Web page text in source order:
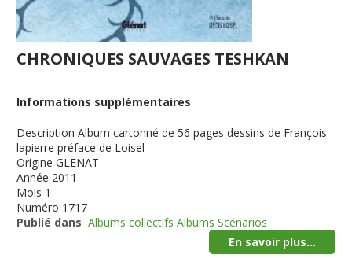
CHRONIQUES SAUVAGES TESHKAN
Informations supplémentaires
Description Album cartonné de 56 pages dessins de François
lapierre préface de Loisel
Origine GLENAT
Année 2011
Mois 1
Numéro 1717
Publié dans Albums collectifs Albums Scénarios
En savoir plus...